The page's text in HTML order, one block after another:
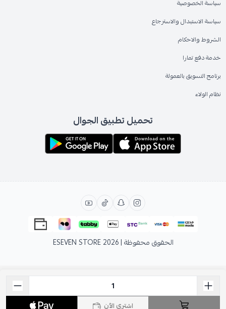
اشتري الآن
سياسة الخصوصية
سياسة الاستبدال والاسترجاع
الشروط والاحكام
خدمة دفع تمارا
برنامج التسويق بالعمولة
نظام الولاء
تحميل تطبيق الجوال
الحقوق محفوظة | 2026 ESEVEN STORE